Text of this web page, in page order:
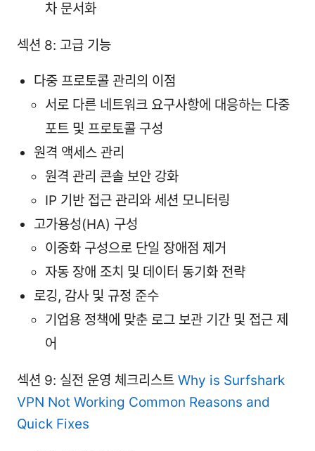
차 문서화
섹션 8: 고급 기능
다중 프로토콜 관리의 이점
서로 다른 네트워크 요구사항에 대응하는 다중
포트 및 프로토콜 구성
원격 액세스 관리
원격 관리 콘솔 보안 강화
IP 기반 접근 관리와 세션 모니터링
고가용성(HA) 구성
이중화 구성으로 단일 장애점 제거
자동 장애 조치 및 데이터 동기화 전략
로깅, 감사 및 규정 준수
기업용 정책에 맞춘 로그 보관 기간 및 접근 제
어
섹션 9: 실전 운영 체크리스트 Why is Surfshark
VPN Not Working Common Reasons and
Quick Fixes